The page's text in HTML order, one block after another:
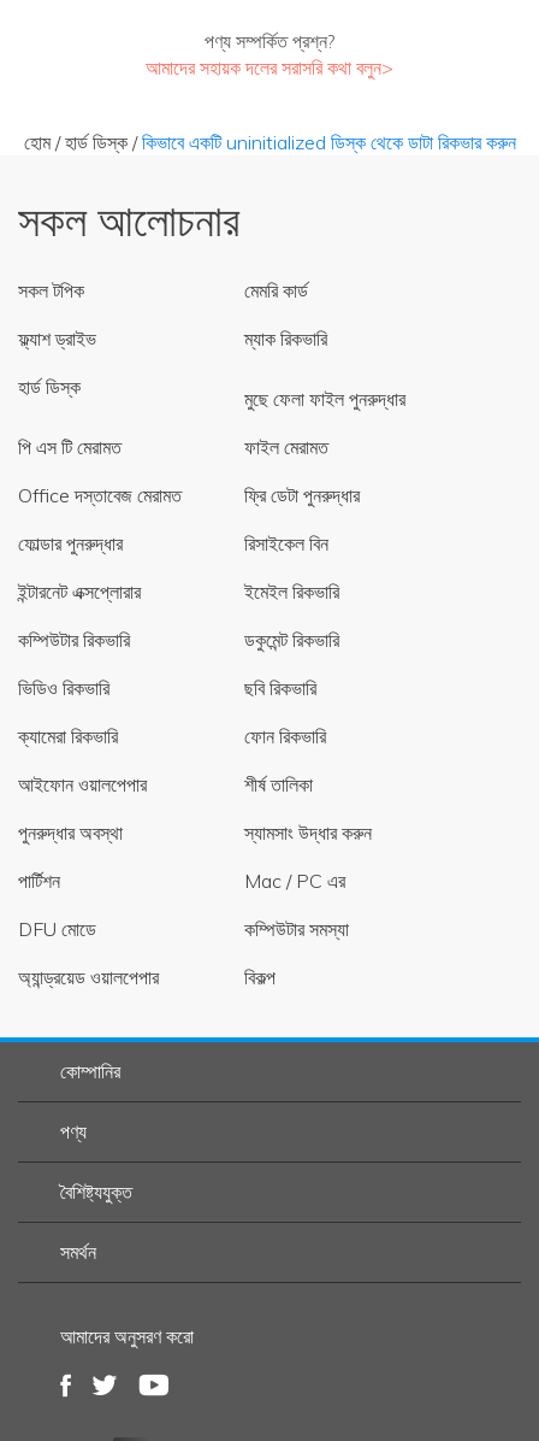
পণ্য সম্পর্কিত প্রশ্ন?
আমাদের সহায়ক দলের সরাসরি কথা বলুন>
হোম/হার্ড ডিস্ক/কিভাবে একটি uninitialized ডিস্ক থেকে ডাটা রিকভার করুন
সকল আলোচনার
সকল টপিক
মেমরি কার্ড
ফ্ল্যাশ ড্রাইভ
ম্যাক রিকভারি
হার্ড ডিস্ক
মুছে ফেলা ফাইল পুনরুদ্ধার
পি এস টি মেরামত
ফাইল মেরামত
Office দস্তাবেজ মেরামত
ফ্রি ডেটা পুনরুদ্ধার
ফোল্ডার পুনরুদ্ধার
রিসাইকেল বিন
ইন্টারনেট এক্সপ্লোরার
ইমেইল রিকভারি
কম্পিউটার রিকভারি
ডকুমেন্ট রিকভারি
ভিডিও রিকভারি
ছবি রিকভারি
ক্যামেরা রিকভারি
ফোন রিকভারি
আইফোন ওয়ালপেপার
শীর্ষ তালিকা
পুনরুদ্ধার অবস্থা
স্যামসাং উদ্ধার করুন
পার্টিশন
Mac / PC এর
DFU মোডে
কম্পিউটার সমস্যা
অ্যান্ড্রয়েড ওয়ালপেপার
বিকল্প
কোম্পানির
পণ্য
বৈশিষ্ট্যযুক্ত
সমর্থন
আমাদের অনুসরণ করো